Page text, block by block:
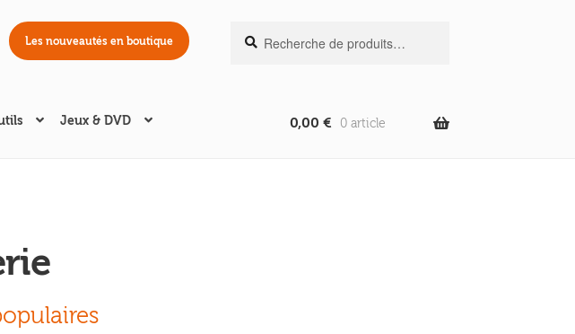
Les nouveautés en boutique
pour :
Recherche
Jeux & DVD 0,00 € 0 article